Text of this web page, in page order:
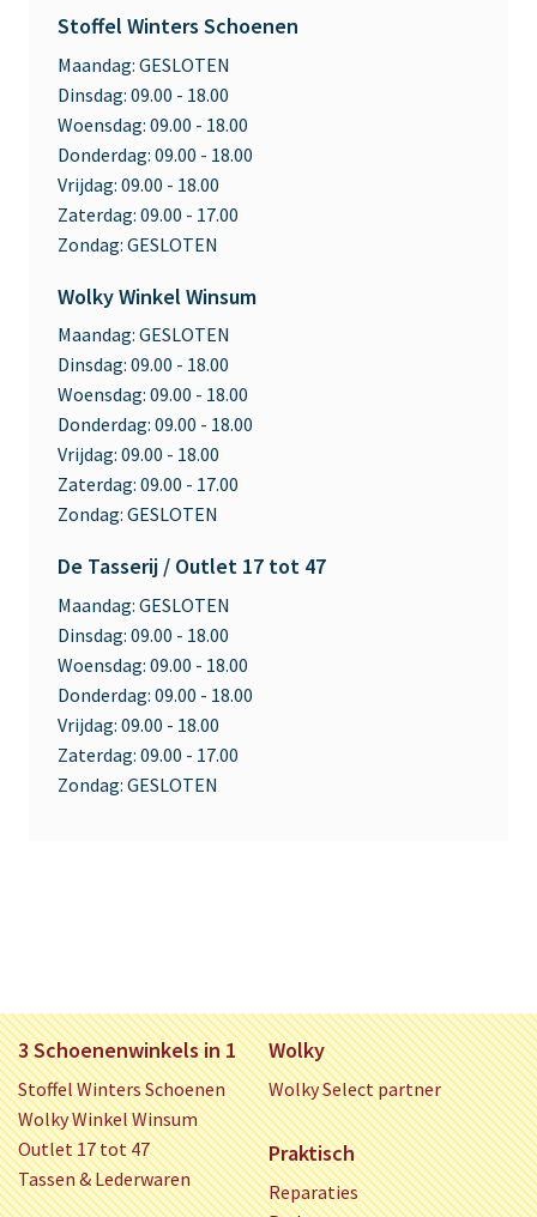
Stoffel Winters Schoenen
Maandag: GESLOTEN
Dinsdag: 09.00 - 18.00
Woensdag: 09.00 - 18.00
Donderdag: 09.00 - 18.00
Vrijdag: 09.00 - 18.00
Zaterdag: 09.00 - 17.00
Zondag: GESLOTEN
Wolky Winkel Winsum
Maandag: GESLOTEN
Dinsdag: 09.00 - 18.00
Woensdag: 09.00 - 18.00
Donderdag: 09.00 - 18.00
Vrijdag: 09.00 - 18.00
Zaterdag: 09.00 - 17.00
Zondag: GESLOTEN
De Tasserij / Outlet 17 tot 47
Maandag: GESLOTEN
Dinsdag: 09.00 - 18.00
Woensdag: 09.00 - 18.00
Donderdag: 09.00 - 18.00
Vrijdag: 09.00 - 18.00
Zaterdag: 09.00 - 17.00
Zondag: GESLOTEN
3 Schoenenwinkels in 1
Stoffel Winters Schoenen
Wolky Winkel Winsum
Outlet 17 tot 47
Tassen & Lederwaren
Wolky
Wolky Select partner
Praktisch
Reparaties